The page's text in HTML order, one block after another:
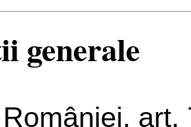
generale
art.